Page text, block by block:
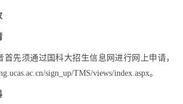
首先须通过国科大招生信息网进行网上申请，
sign_up/TMS/views/index.aspx。